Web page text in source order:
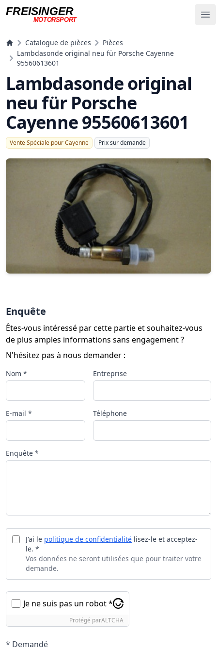
FREISINGER
MOTORSPORT
Catalogue de pièces
Pièces
Lambdasonde original neu für Porsche Cayenne
95560613601
Lambdasonde original
neu für Porsche
Cayenne 95560613601
Vente Spéciale pour Cayenne Prix ​​sur demande
Enquête
Êtes-vous intéressé par cette partie et souhaitez-vous
de plus amples informations sans engagement ?
N'hésitez pas à nous demander :
Nom * Entreprise
E-mail * Téléphone
Enquête *
J'ai le politique de confidentialité lisez-le et acceptez-
le. *
Vos données ne seront utilisées que pour traiter votre
demande.
Je ne suis pas un robot *
Protégé parALTCHA
* Demandé